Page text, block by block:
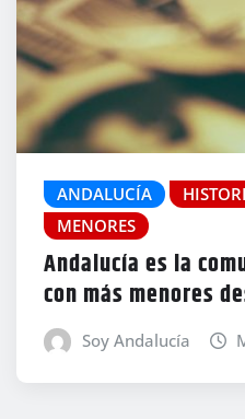
ANDALUCÍA
MENORES
Andalucía es la
con más menores
Soy Andalucía